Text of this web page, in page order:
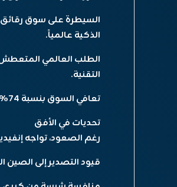
السيطرة على سوق رقائق
الذكية عالمياً.
الطلب العالمي
التقنية.
تعافي السوق بنسبة 74% منذ أبريل الماضي بعد تخفيف مخاوف الحروب التجارية.
تحديات في الأفق
رغم الصعود، تواجه
قيود التصدير إلى الصين